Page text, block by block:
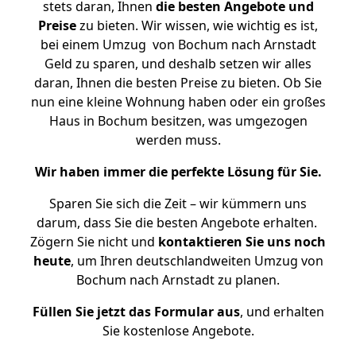
stets daran, Ihnen die besten Angebote und
Preisezu bieten. Wir wissen, wie wichtig es ist,
bei einem Umzug von Bochum nach Arnstadt
Geld zu sparen, und deshalb setzen wir alles
daran, Ihnen die besten Preise zu bieten. Ob Sie
nun eine kleine Wohnung haben oder ein großes
Haus in Bochum besitzen, was umgezogen
werden muss.
Wir haben immer die perfekte Lösung für Sie.
Sparen Sie sich die Zeit – wir kümmern uns
darum, dass Sie die besten Angebote erhalten.
Zögern Sie nicht und kontaktieren Sie uns noch
heute, um Ihren deutschlandweiten Umzug von
Bochum nach Arnstadt zu planen.
Füllen Sie jetzt das Formular aus, und erhalten
Sie kostenlose Angebote.